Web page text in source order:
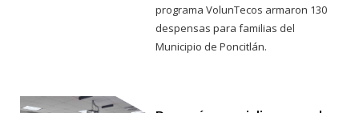
programa VolunTecos armaron 130
despensas para familias del
Municipio de Poncitlán.